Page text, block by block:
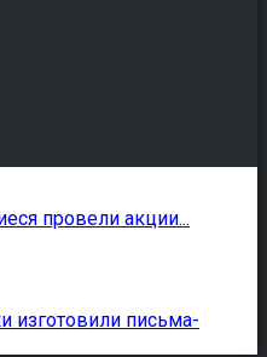
провели акции...
изготовили письма-